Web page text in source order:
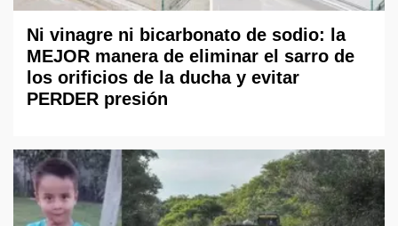
Ni vinagre ni bicarbonato de sodio: la
MEJOR manera de eliminar el sarro de
los orificios de la ducha y evitar
PERDER presión